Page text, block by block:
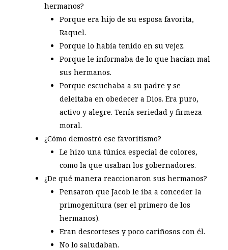
hermanos?
Porque era hijo de su esposa favorita,
Raquel.
Porque lo había tenido en su vejez.
Porque le informaba de lo que hacían mal
sus hermanos.
Porque escuchaba a su padre y se
deleitaba en obedecer a Dios. Era puro,
activo y alegre. Tenía seriedad y firmeza
moral.
¿Cómo demostró ese favoritismo?
Le hizo una túnica especial de colores,
como la que usaban los gobernadores.
¿De qué manera reaccionaron sus hermanos?
Pensaron que Jacob le iba a conceder la
primogenitura (ser el primero de los
hermanos).
Eran descorteses y poco cariñosos con él.
No lo saludaban.